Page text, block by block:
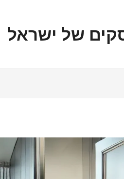
של ישראל